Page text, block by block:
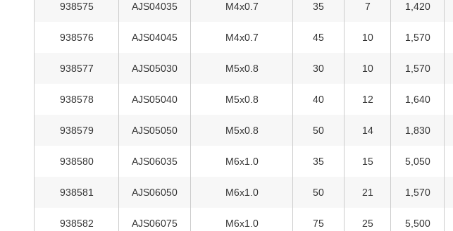
938575 AJS04035 M4x0.7 35 7 1,420
938576 AJS04045 M4x0.7 45 10 1,570
938577 AJS05030 M5x0.8 30 10 1,570
938578 AJS05040 M5x0.8 40 12 1,640
938579 AJS05050 M5x0.8 50 14 1,830
938580 AJS06035 M6x1.0 35 15 5,050
938581 AJS06050 M6x1.0 50 21 1,570
938582 AJS06075 M6x1.0 75 25 5,500